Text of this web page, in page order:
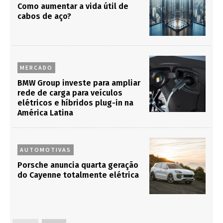
Como aumentar a vida útil de
cabos de aço?
MERCADO
BMW Group investe para ampliar
rede de carga para veículos
elétricos e híbridos plug-in na
América Latina
AUTOMOTIVAS
Porsche anuncia quarta geração
do Cayenne totalmente elétrica